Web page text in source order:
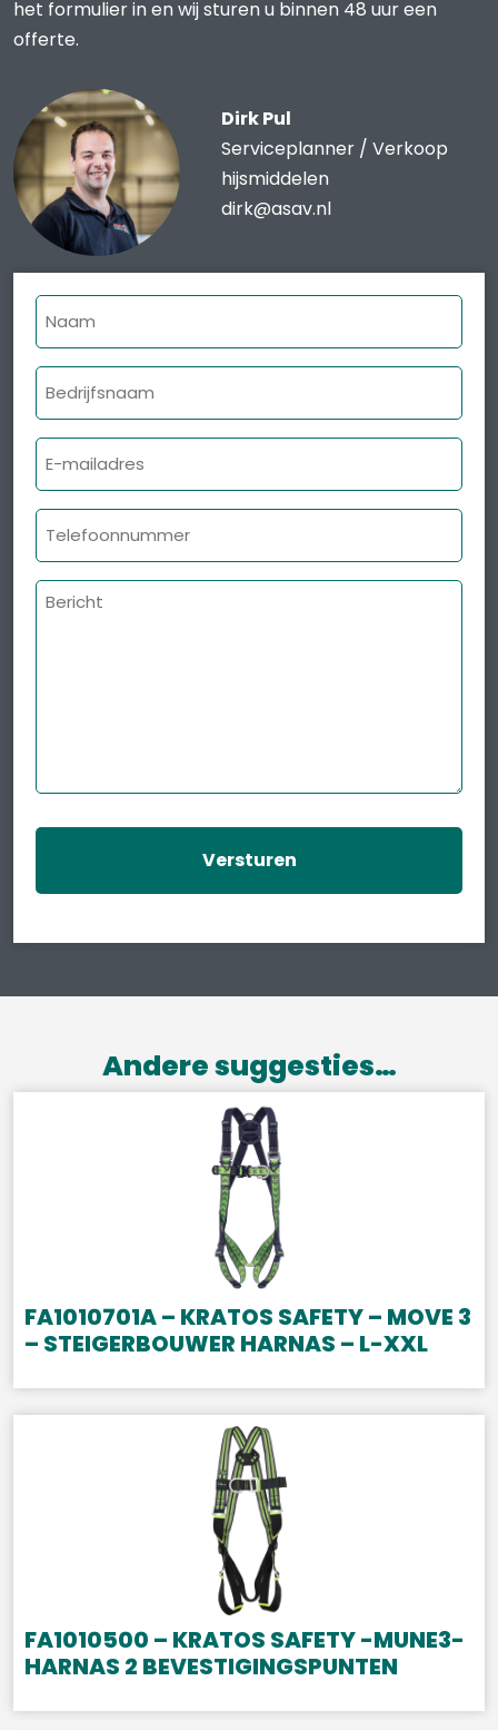
het formulier in en wij sturen u binnen 48 uur een
offerte.
Dirk Pul
Serviceplanner / Verkoop
hijsmiddelen
dirk@asav.nl
Naam
Bedrijfsnaam
E-
mailadres
Telefoonnummer
Bericht
Andere suggesties…
FA1010701A – KRATOS SAFETY – MOVE 3
– STEIGERBOUWER HARNAS – L-XXL
FA1010500 – KRATOS SAFETY -MUNE3-
HARNAS 2 BEVESTIGINGSPUNTEN